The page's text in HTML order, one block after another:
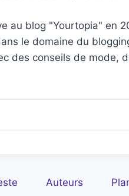
au blog "Yourtopia" en
le domaine du
des conseils de mode,
Auteurs